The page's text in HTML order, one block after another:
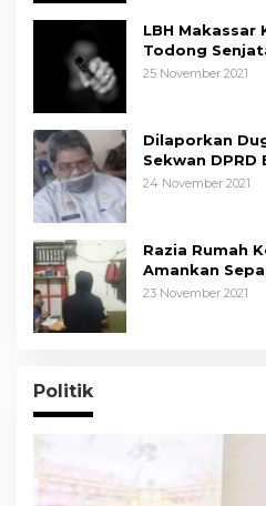
LBH Makassar
Todong
Kapolda Sulsel
25 November 2021
Dilaporkan
Sekwan
24 November 2021
Razia Rumah
Amankan
Mengaku
23 November 2021
Politik